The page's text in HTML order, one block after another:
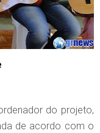
do projeto,
de acordo com o